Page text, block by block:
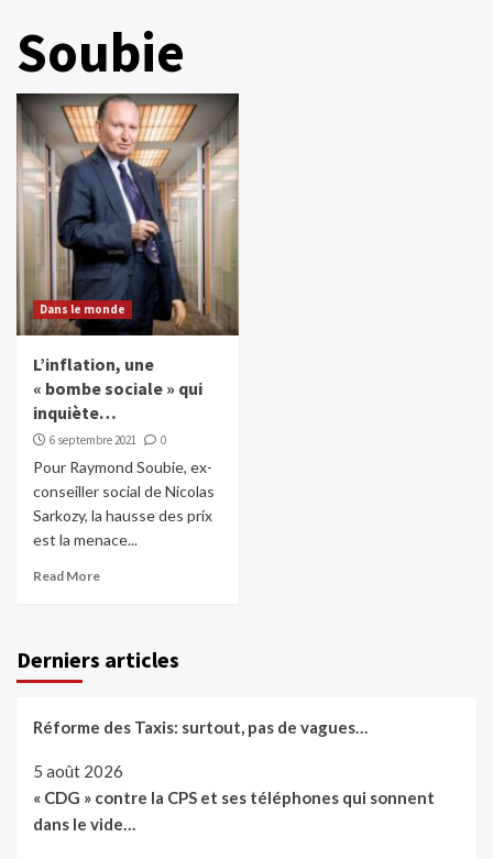
Soubie
Dans le monde
L’inflation, une
« bombe sociale » qui
inquiète…
6 septembre 2021 0
Pour Raymond Soubie, ex-
conseiller social de Nicolas
Sarkozy, la hausse des prix
est la menace...
Read More
Derniers articles
Réforme des Taxis: surtout, pas de vagues…
5 août 2026
« CDG » contre la CPS et ses téléphones qui sonnent
dans le vide…